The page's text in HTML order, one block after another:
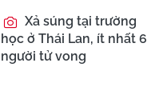
Xả súng tại trường
học ở Thái Lan, ít nhất 6
người tử vong